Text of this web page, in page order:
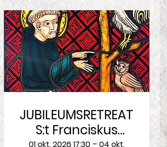
JUBILEUMSRETREAT:
S:t Franciskus
01 okt. 2026 17:30 – 04 okt.